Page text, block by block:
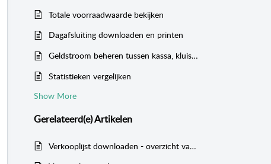
Totale voorraadwaarde bekijken
Dagafsluiting downloaden en printen
Geldstroom beheren tussen kassa, kluis en bank
Statistieken vergelijken
Show More
Gerelateerd(e)Artikelen
Verkooplijst downloaden - overzicht van verkopen